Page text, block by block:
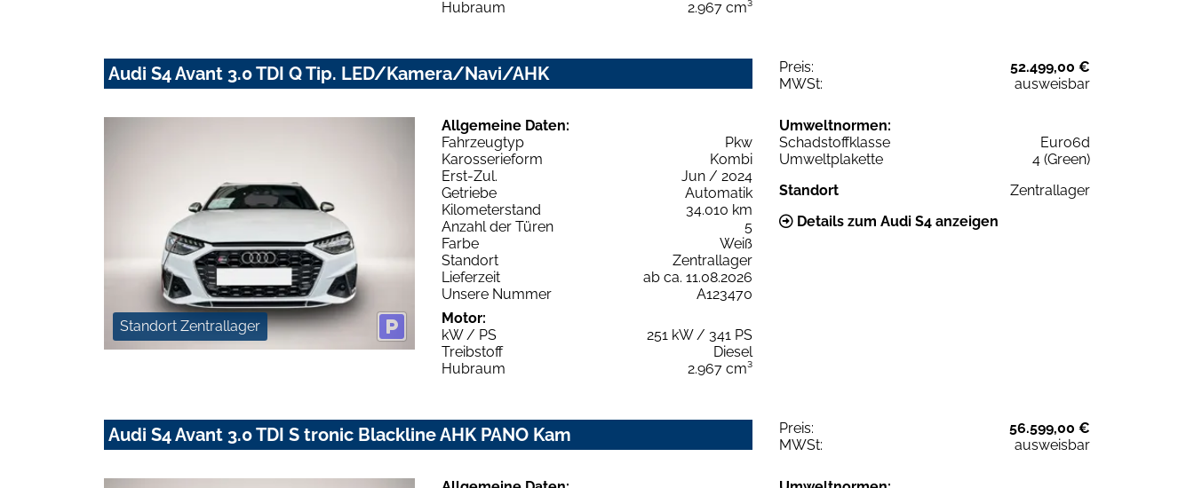
Hubraum
2.967 cm³
Audi S4 Avant 3.0 TDI Q Tip. LED/Kamera/Navi/AHK Preis:
52.499,00 €
MWSt:
ausweisbar
Standort Zentrallager
Allgemeine Daten:
Fahrzeugtyp
Pkw
Karosserieform
Kombi
Erst-Zul.
Jun / 2024
Getriebe
Automatik
Kilometerstand
34.010 km
Anzahl der Türen
5
Farbe
Weiß
Standort
Zentrallager
Lieferzeit
ab ca. 11.08.2026
Unsere Nummer
A123470
Motor:
kW / PS
251 kW / 341 PS
Treibstoff
Diesel
Hubraum
2.967 cm³
Umweltnormen:
Schadstoffklasse
Euro6d
Umweltplakette
4 (Green)
Standort
Zentrallager
Details zum Audi S4 anzeigen
Audi S4 Avant 3.0 TDI S tronic Blackline AHK PANO Kam Preis:
56.599,00 €
MWSt:
ausweisbar